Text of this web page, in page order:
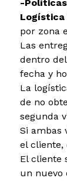
-
por zona
Las
dentro
fecha y
La
de no
segunda
Si ambas
el cliente,
El cliente
un nuevo